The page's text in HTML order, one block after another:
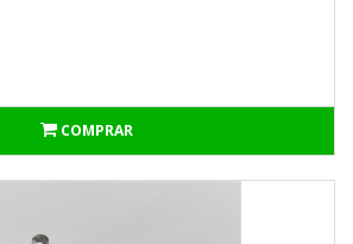
COMPRAR